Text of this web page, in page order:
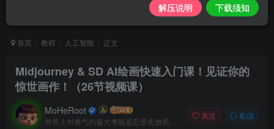
首页 教程 人工智能 正文
Midjourney & SD AI绘画快速入门课！见证你的
惊世画作！（26节视频课）
MoHeRoot 关注 私信
解压说明 下载须知